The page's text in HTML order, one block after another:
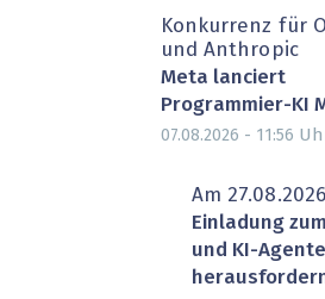
Konkurrenz für
und Anthropic
Meta lanciert
Programmier-KI
07.08.2026 - 11:56
Am 27.08.2026
Einladung
und KI-